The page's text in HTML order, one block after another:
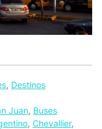
, Destinos
Juan, Buses
, Chevallier,